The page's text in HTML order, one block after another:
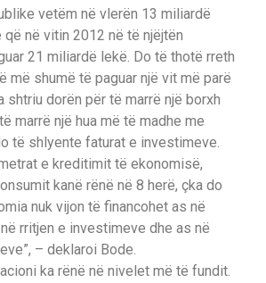
vetëm në vlerën 13 miliardë
që në vitin 2012 në të njëjtën
21 miliardë lekë. Do të thotë rreth
më shumë të paguar një vit më parë
shtriu dorën për të marrë një borxh
marrë një hua më të madhe me
të shlyente faturat e investimeve.
e kreditimit të ekonomisë,
kanë rënë në 8 herë, çka do
nuk vijon të financohet as në
rritjen e investimeve dhe as në
– deklaroi Bode.
ka rënë në nivelet më të fundit.